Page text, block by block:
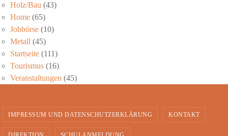
Holz/Bau (43)
Home (65)
Jobbörse (10)
Metall (45)
Startseite (111)
Tourismus (16)
Veranstaltungen (45)
IMPRESSUM UND DATENSCHUTZERKLÄRUNG KONTAKT